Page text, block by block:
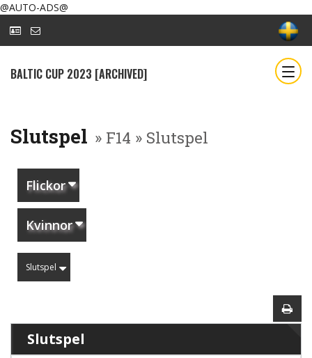
@AUTO-ADS@
BALTIC CUP 2023 [ARCHIVED]
Slutspel » F14 » Slutspel
Flickor
Kvinnor
Slutspel
Slutspel